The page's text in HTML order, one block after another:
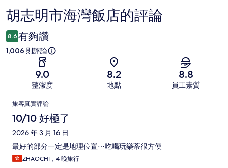
評
論
胡志明市海灣飯店的評論
8.6 有夠讚
1,006 則評論
9.0
整潔度
8.2
地點
8.8
員工素質
評
論
旅客真實評論
10/10 好極了
2026 年 3 月 16 日
最好的部分一定是地理位置⋯吃喝玩樂蒂很方便
ZHAOCHI，4 晚旅行